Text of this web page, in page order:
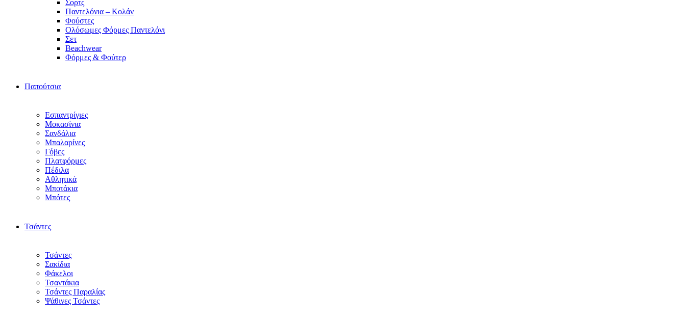
Σορτς
Παντελόνια – Κολάν
Φούστες
Ολόσωμες Φόρμες Παντελόνι
Σετ
Beachwear
Φόρμες & Φούτερ
Παπούτσια
Εσπαντρίγιες
Μοκασίνια
Σανδάλια
Μπαλαρίνες
Γόβες
Πλατφόρμες
Πέδιλα
Αθλητικά
Μποτάκια
Μπότες
Τσάντες
Τσάντες
Σακίδια
Φάκελοι
Τσαντάκια
Τσάντες Παραλίας
Ψάθινες Τσάντες